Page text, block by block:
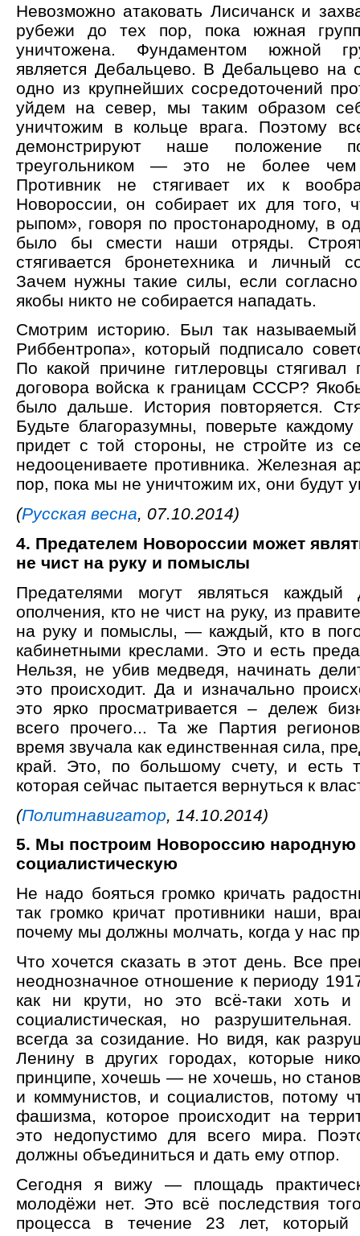
Невозможно атаковать Лисичанск и
рубежи до тех пор, пока южная
уничтожена. Фундаментом южной
является Дебальцево. В Дебальцево на
одно из крупнейших сосредоточений
уйдем на север, мы таким образом
уничтожим в кольце врага. Поэтому
демонстрируют наше положение
треугольником — это не более чем
Противник не стягивает их к
Новороссии, он собирает их для того,
рыпом», говоря по простонародному, в
было бы смести наши отряды.
стягивается бронетехника и личный
Зачем нужны такие силы, если согласно
якобы никто не собирается нападать.
Смотрим историю. Был так
Риббентропа», который подписало
По какой причине гитлеровцы стягивал
договора войска к границам СССР?
было дальше. История повторяется.
Будьте благоразумны, поверьте
придет с той стороны, не стройте из
недооцениваете противника. Железная
пор, пока мы не уничтожим их, они будут
(Русская весна, 07.10.2014)
4. Предателем Новороссии может
не чист на руку и помыслы
Предателями могут являться
ополчения, кто не чист на руку, из
на руку и помыслы, — каждый, кто в
кабинетными креслами. Это и есть
Нельзя, не убив медведя, начинать
это происходит. Да и изначально
это ярко просматривается – дележ
всего прочего... Та же Партия
время звучала как единственная сила,
край. Это, по большому счету, и есть
которая сейчас пытается вернуться к
(Политнавигатор , 14.10.2014)
5. Мы построим Новороссию народную
социалистическую
Не надо бояться громко кричать
так громко кричат противники наши,
почему мы должны молчать, когда у нас
Что хочется сказать в этот день. Все
неоднозначное отношение к периоду
как ни крути, но это всё-таки хоть
социалистическая, но
всегда за созидание. Но видя, как
Ленину в других городах, которые
принципе, хочешь — не хочешь, но
и коммунистов, и социалистов, потому
фашизма, которое происходит на
это недопустимо для всего мира.
должны объединиться и дать ему отпор.
Сегодня я вижу — площадь
молодёжи нет. Это всё последствия
процесса в течение 23 лет, который